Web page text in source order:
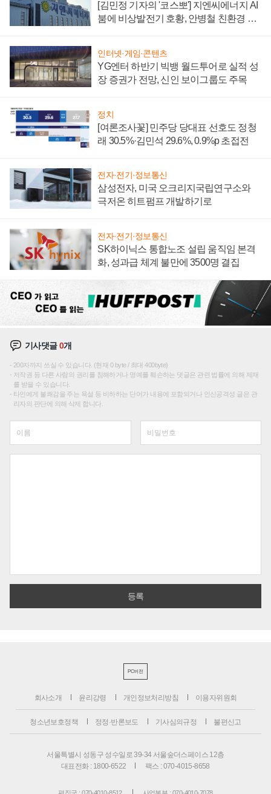
[김민정 기자의 '코스뽀'] 지엔씨에너지 AI
붐에 비상발전기 호황, 안병철 친환경 에
인터넷·게임·콘텐츠
YG엔터 하반기 빅뱅 월드투어로 실적 성
장 증권가 전망, 신인 보이그룹도 주목
정치
[여론조사꽃] 민주당 당대표 선호도 정청
래 30.5%·김민석 29.6%, 0.9%p 초접전
전자·전기·정보통신
삼성전자, 미국 오크리지국립연구소와
극저온 히트펌프 개발하기로
전자·전기·정보통신
SK하이닉스 통합노조 설립 움직임 본격
화, 성과급 체계 불만에 3500명 결집
기사댓글0개
200자까지 쓰실 수 있습니다. (현재 0 byte / 최대 400byte)
저작권 등 다른 사람의 권리를 침해하거나 명예를 훼손하는 댓글은 관련 법률에 의해 제재
를 받을 수 있습니다.
타인에게 불쾌감을 주는 욕설 등 비하하는 단어가 내용에 포함되거나 인신공격성 글은 관
리자의 판단에 의해 삭제 합니다.
PC버전
회사소개 윤리강령 개인정보처리방침 이용자위원회
청소년보호정책 정정·반론보도 기사심의규정 불편신고
서울특별시 성동구 성수일로 39-34 서울숲더스페이스 12층
대표전화 : 1800-6522
팩스 : 070-4015-8658
편집국 : 070-4010-8512 사업본부 : 070-4010-7078